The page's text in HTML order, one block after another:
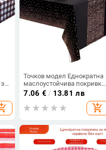
Точков модел Еднократна
маслоустойчива покривка
за маса PEVA покривки
Водоустойчива сватбена
партия Правоъгълник за
многократна употреба
7.06 € / 13.81 лв
add_shopping_cart